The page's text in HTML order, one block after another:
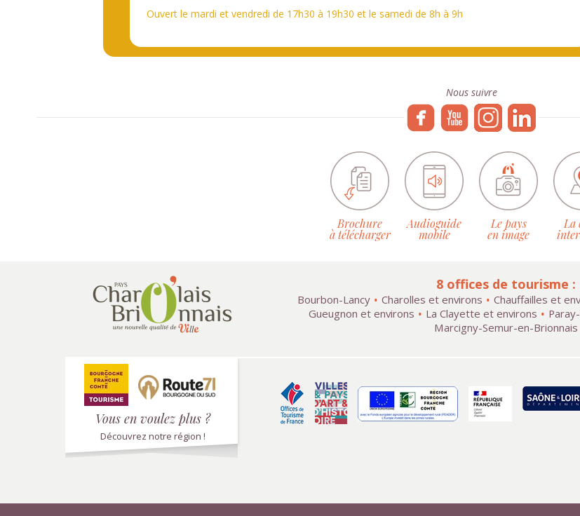
Ouvert le mardi et vendredi de 17h30 à 19h30 et le samedi de 8h à 9h
Nous suivre
Brochure
à télécharger
Audioguide
mobile
Le pays
en image
La
8 offices de tourisme :
Bourbon-Lancy Charolles et environs Chauffailles et
Gueugnon et environs
La Clayette et environs
Marcigny-Semur-en-Brionnais
Vous en voulez plus ?
Découvrez notre région !